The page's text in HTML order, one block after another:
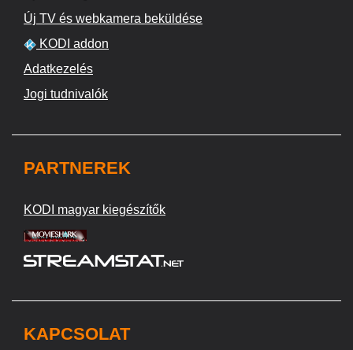
Új TV és webkamera beküldése
KODI addon
Adatkezelés
Jogi tudnivalók
PARTNEREK
KODI magyar kiegészítők
KAPCSOLAT